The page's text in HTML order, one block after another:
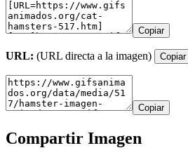
Copiar
URL: (URL directa a la imagen) Copiar
Copiar
Compartir Imagen